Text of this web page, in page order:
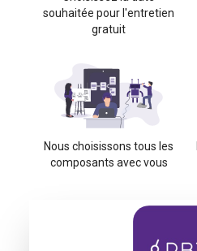
souhaitée pour l'entretien
gratuit
Nous choisissons tous les
composants avec vous